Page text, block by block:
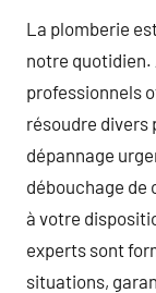
La plomberie
notre quotidien.
professionnels
résoudre divers
dépannage
débouchage de
à votre
experts sont
situations,